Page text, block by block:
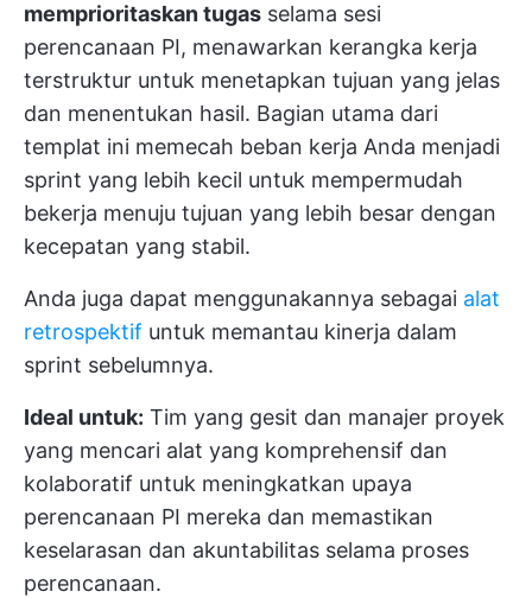
memprioritaskan tugas selama sesi
perencanaan PI, menawarkan kerangka kerja
terstruktur untuk menetapkan tujuan yang jelas
dan menentukan hasil. Bagian utama dari
templat ini memecah beban kerja Anda menjadi
sprint yang lebih kecil untuk mempermudah
bekerja menuju tujuan yang lebih besar dengan
kecepatan yang stabil.
Anda juga dapat menggunakannya sebagai alat
retrospektif untuk memantau kinerja dalam
sprint sebelumnya.
Ideal untuk: Tim yang gesit dan manajer proyek
yang mencari alat yang komprehensif dan
kolaboratif untuk meningkatkan upaya
perencanaan PI mereka dan memastikan
keselarasan dan akuntabilitas selama proses
perencanaan.